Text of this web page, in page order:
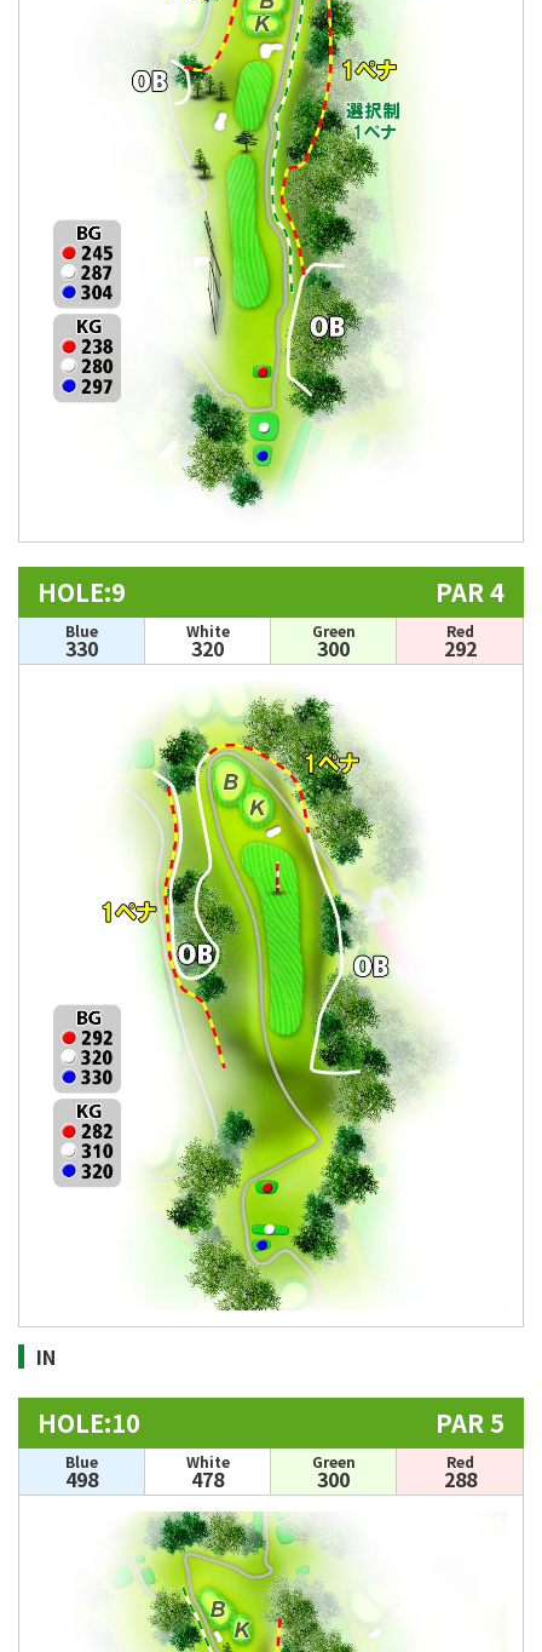
HOLE:9 PAR 4
Blue
330
White
320
Green
300
Red
292
IN
HOLE:10 PAR 5
Blue
498
White
478
Green
300
Red
288